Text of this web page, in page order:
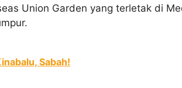
Union Garden yang terletak di
Sabah!